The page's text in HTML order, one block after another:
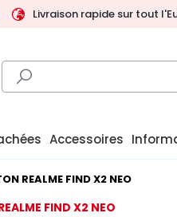
Livraison rapide sur tout
Accessoires
REALME FIND X2 NEO
FIND X2 NEO